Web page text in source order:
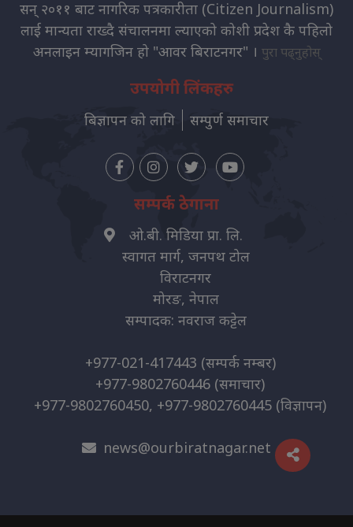
सन् २०११ बाट नागरिक पत्रकारीता (Citizen Journalism)
लाई मान्यता राख्दै संचालनमा ल्याएको कोशी प्रदेश कै पहिलो
अनलाइन म्यागजिन हो "आवर बिराटनगर" । पुरा पढ्नुहोस्
उपयोगी लिंकहरु
बिज्ञापन को लागि सम्पुर्ण समाचार
सम्पर्क ठेगाना
ओ.बी. मिडिया प्रा. लि.
स्वागत मार्ग, जनपथ टोल
विराटनगर
मोरङ, नेपाल
सम्पादक: नवराज कट्टेल
+977-021-417443 (सम्पर्क नम्बर)
+977-9802760446 (समाचार)
+977-9802760450, +977-9802760445 (विज्ञापन)
news@ourbiratnagar.net